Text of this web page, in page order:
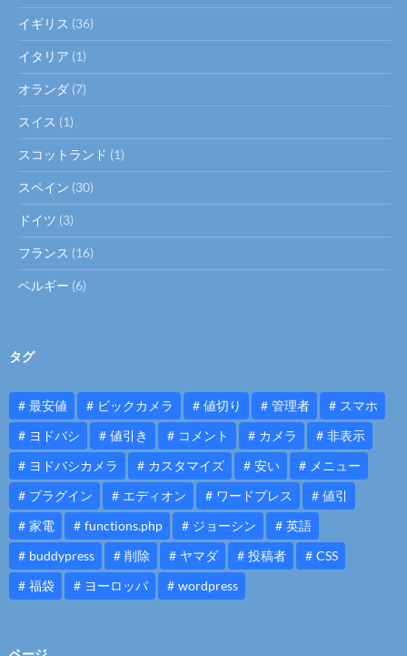
イギリス (36)
イタリア (1)
オランダ (7)
スイス (1)
スコットランド (1)
スペイン (30)
ドイツ (3)
フランス (16)
ベルギー (6)
タグ
最安値 ビックカメラ 値切り 管理者
スマホ
ヨドバシ
値引き コメント カメラ
非表示
ヨドバシカメラ
カスタマイズ 安い
メニュー
プラグイン
エディオン ワードプレス
値引
家電
functions.php ジョーシン
英語
buddypress
削除 ヤマダ 投稿者
CSS
福袋
ヨーロッパ wordpress